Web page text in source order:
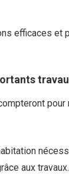
efficaces et
aux